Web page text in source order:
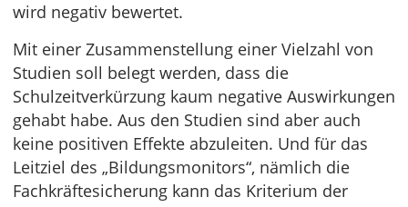
wird negativ bewertet.
Mit einer Zusammenstellung einer Vielzahl von
Studien soll belegt werden, dass die
Schulzeitverkürzung kaum negative Auswirkungen
gehabt habe. Aus den Studien sind aber auch
keine positiven Effekte abzuleiten. Und für das
Leitziel des „Bildungsmonitors“, nämlich die
Fachkräftesicherung kann das Kriterium der